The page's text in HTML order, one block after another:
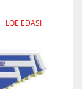
LOE EDASI